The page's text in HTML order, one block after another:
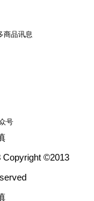
商品讯息
号
Copyright ©2013